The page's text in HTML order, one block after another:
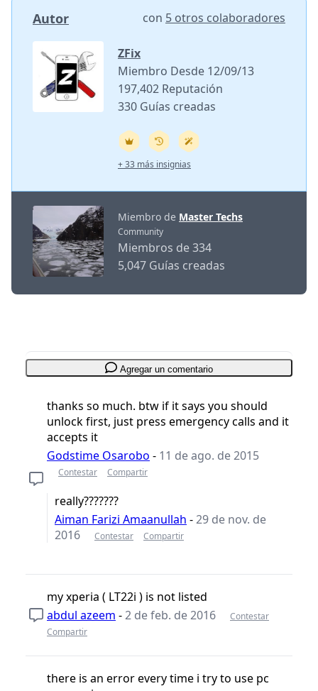
Autor con 5 otros colaboradores
ZFix
Miembro Desde 12/09/13
197,402 Reputación
330 Guías creadas
+ 33 más insignias
Miembro de Master Techs
Community
Miembros de 334
5,047 Guías creadas
Agregar un comentario
thanks so much. btw if it says you should
unlock first, just press emergency calls and it
accepts it
Godstime Osarobo - 11 de ago. de 2015
Contestar Compartir
really???????
Aiman Farizi Amaanullah -29 de nov. de
2016
Contestar Compartir
my xperia ( LT22i ) is not listed
abdul azeem -2 de feb. de 2016
Contestar
Compartir
there is an error every time i try to use pc